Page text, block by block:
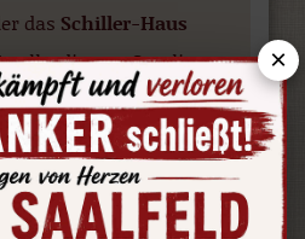
das Schiller-Haus
alle, die von Caroline
Charlotte von
haben, ist dieser
absolutes Highlight.
ist
×